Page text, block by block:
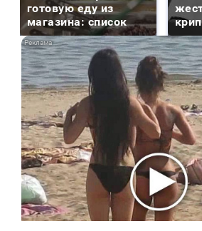
готовую еду из
магазина: список